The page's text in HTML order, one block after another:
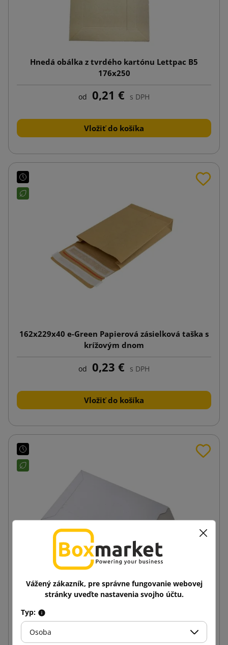
Hnedá obálka z tvrdého kartónu Lettpac B5
176x250
od 0,21 € s DPH
Vložiť do košíka
162x229x40 e-Green Papierová zásielková taška s
krížovým dnom
od 0,23 € s DPH
Vložiť do košíka
od 0,26 € s DPH
Vážený zákazník, pre správne fungovanie webovej
stránky uveďte nastavenia svojho účtu.
Typ:
Osoba